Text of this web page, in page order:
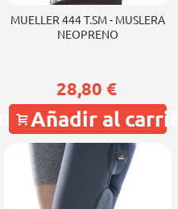
MUELLER 444 T.SM - MUSLERA
NEOPRENO
28,80 €
Añadir al